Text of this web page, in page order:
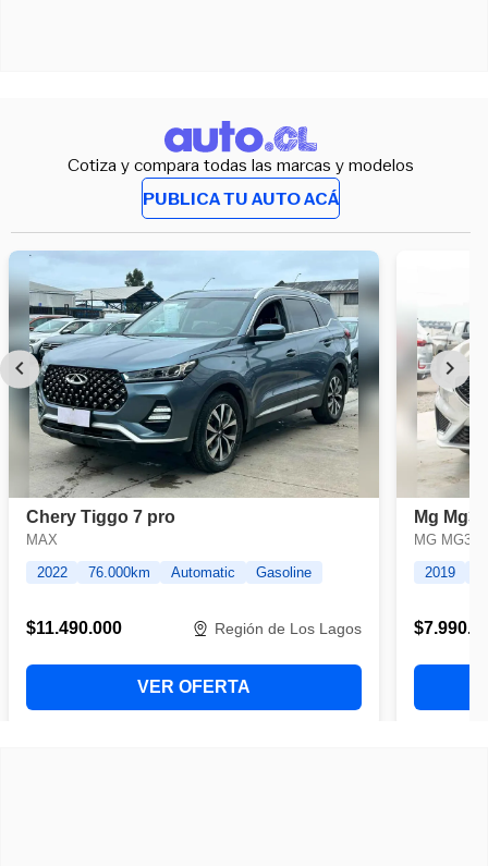
Cotiza y compara todas las marcas y modelos
PUBLICA TU AUTO ACÁ